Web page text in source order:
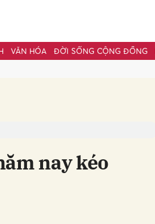
VĂN HÓA ĐỜI SỐNG CỘNG ĐỒNG
nay kéo